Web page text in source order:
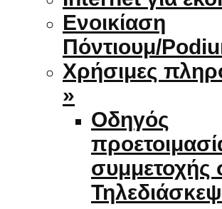
Ενοικίαση
Πόντιουμ/
Χρήσιμες
»
Οδηγός
συμμετοχής